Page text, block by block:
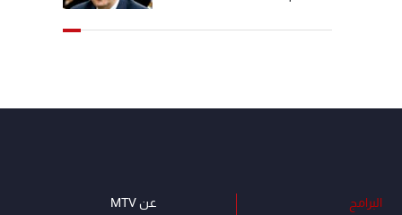
البرامج عن MTV